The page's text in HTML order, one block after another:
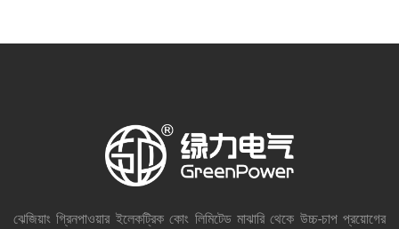
ঝেজিয়াং গ্রিনপাওয়ার ইলেকট্রিক কোং লিমিটেড মাঝারি থেকে উচ্চ-চাপ প্রয়োগের